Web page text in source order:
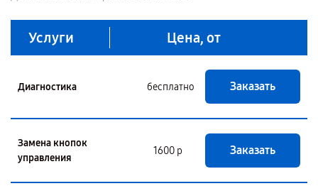
Услуги Цена, от
Диагностика бесплатно Заказать
Замена кнопок
управления
1600 р Заказать